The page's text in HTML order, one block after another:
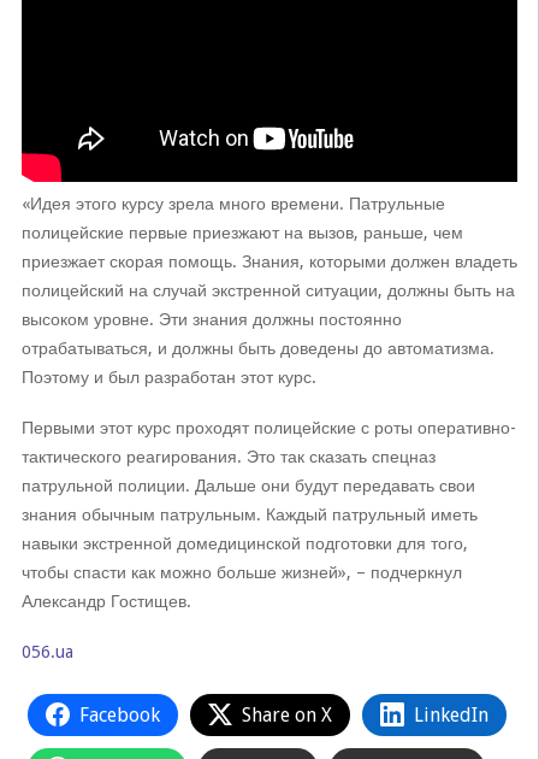
«Идея этого курсу зрела много времени. Патрульные
полицейские первые приезжают на вызов, раньше, чем
приезжает скорая помощь. Знания, которыми должен владеть
полицейский на случай экстренной ситуации, должны быть на
высоком уровне. Эти знания должны постоянно
отрабатываться, и должны быть доведены до автоматизма.
Поэтому и был разработан этот курс.
Первыми этот курс проходят полицейские с роты оперативно-
тактического реагирования. Это так сказать спецназ
патрульной полиции. Дальше они будут передавать свои
знания обычным патрульным. Каждый патрульный иметь
навыки экстренной домедицинской подготовки для того,
чтобы спасти как можно больше жизней», – подчеркнул
Александр Гостищев.
056.ua
Facebook Share on X LinkedIn